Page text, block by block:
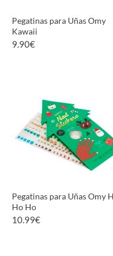
Pegatinas para Uñas Omy
Kawaii
9.90€
Pegatinas para Uñas Omy
Ho Ho
10.99€